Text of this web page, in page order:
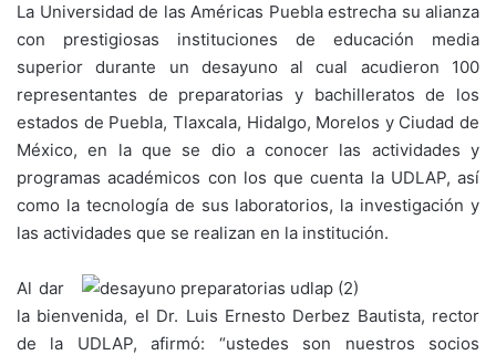
La Universidad de las Américas Puebla estrecha su alianza
con prestigiosas instituciones de educación media
superior durante un desayuno al cual acudieron 100
representantes de preparatorias y bachilleratos de los
estados de Puebla, Tlaxcala, Hidalgo, Morelos y Ciudad de
México, en la que se dio a conocer las actividades y
programas académicos con los que cuenta la UDLAP, así
como la tecnología de sus laboratorios, la investigación y
las actividades que se realizan en la institución.
Al dar
la bienvenida, el Dr. Luis Ernesto Derbez Bautista, rector
de la UDLAP, afirmó: “ustedes son nuestros socios